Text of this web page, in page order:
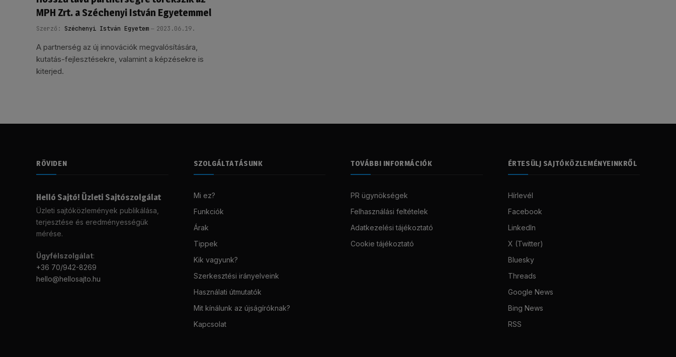
MPH Zrt. a Széchenyi István Egyetemmel
Szerző: Széchenyi István Egyetem 2023.06.19.
A partnerség az új innovációk megvalósítására,
kutatás-fejlesztésekre, valamint a képzésekre is
kiterjed.
RÖVIDEN
Helló Sajtó! Üzleti Sajtószolgálat
Üzleti sajtóközlemények publikálása,
terjesztése és eredményességük
mérése.
Ügyfélszolgálat:
+36 70/942-8269
hello@hellosajto.hu
SZOLGÁLTATÁSUNK
Mi ez?
Funkciók
Árak
Tippek
Kik vagyunk?
Szerkesztési irányelveink
Használati útmutatók
Mit kínálunk az újságíróknak?
Kapcsolat
TOVÁBBI INFORMÁCIÓK
PR ügynökségek
Felhasználási feltételek
Adatkezelési tájékoztató
Cookie tájékoztató
ÉRTESÜLJ SAJTÓKÖZLEMÉNYEINKRŐL
Hírlevél
Facebook
LinkedIn
X (Twitter)
Bluesky
Threads
Google News
Bing News
RSS